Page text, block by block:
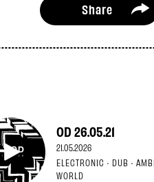
Share
OD 26.05.21
21.05.2026
ELECTRONIC · DUB ·
WORLD